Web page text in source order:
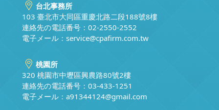
台北事務所
103 臺北市大同區重慶北路二段188號8樓
連絡先の電話番号：02-2550-2552
電子メール： service@cpafirm.com.tw
桃園所
320 桃園市中壢區興農路80號2樓
連絡先の電話番号：03-433-1251
電子メール： a91344124@gmail.com